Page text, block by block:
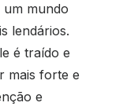
mundo
lendários.
é traído e
mais forte e
e